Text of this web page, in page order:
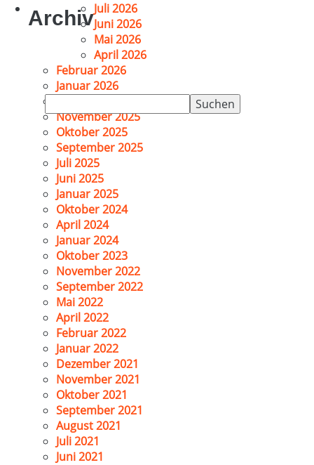
Suchen
nach:
ArchivJuli 2026
Juni 2026
Mai 2026
April 2026
Februar 2026
Januar 2026
November 2025
Oktober 2025
September 2025
Juli 2025
Juni 2025
Januar 2025
Oktober 2024
April 2024
Januar 2024
Oktober 2023
November 2022
September 2022
Mai 2022
April 2022
Februar 2022
Januar 2022
Dezember 2021
November 2021
Oktober 2021
September 2021
August 2021
Juli 2021
Juni 2021